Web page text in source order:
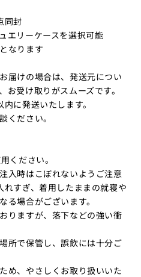
同封
エリーケースを選択可能
なります
届けの場合は、発送元につい
受け取りがスムーズです。
に発送いたします。
ください。
ください。
入時はこぼれないようご注意
すぎ、着用したままの就寝や
る場合がございます。
りますが、落下などの強い衝
所で保管し、誤飲には十分ご
め、やさしくお取り扱いいた